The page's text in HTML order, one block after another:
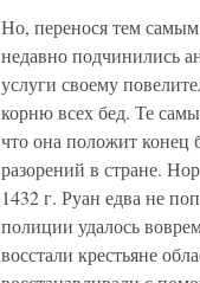
Но, перенося тем
недавно подчинились
услуги своему
корню всех бед. Те
что она положит конец
разорений в стране.
1432 г. Руан едва не
полиции удалось
восстали крестьяне